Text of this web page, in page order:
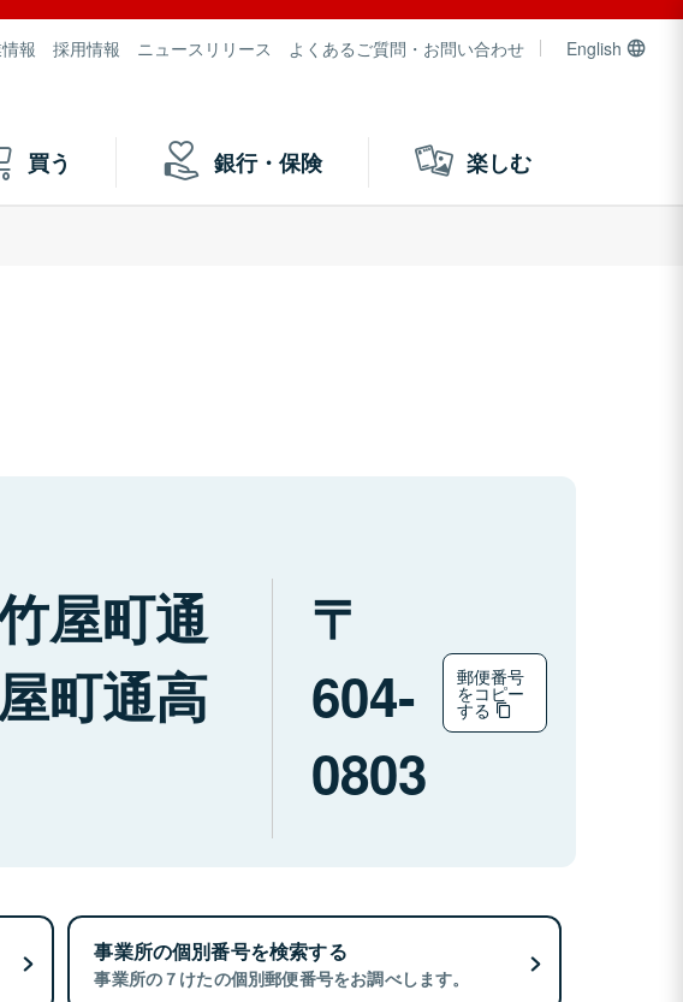
報 採用情報 ニュースリリース よくあるご質問・お問い合わせ English
買う 銀行・保険 楽しむ
屋町通
町通高
604-
0803
郵便番号
をコピー
する
事業所の個別番号を検索する
事業所の７けたの個別郵便番号をお調べします。